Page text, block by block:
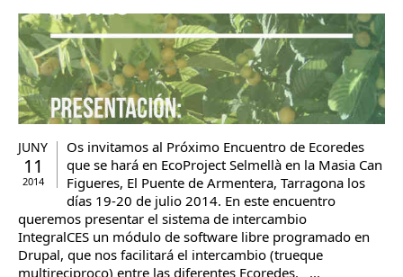
JUNY
11
2014
Os invitamos al Próximo Encuentro de Ecoredes
que se hará en EcoProject Selmellà en la Masia Can
Figueres, El Puente de Armentera, Tarragona los
días 19-20 de julio 2014. En este encuentro
queremos presentar el sistema de intercambio
IntegralCES un módulo de software libre programado en
Drupal, que nos facilitará el intercambio (trueque
multireciproco) entre las diferentes Ecoredes. ...